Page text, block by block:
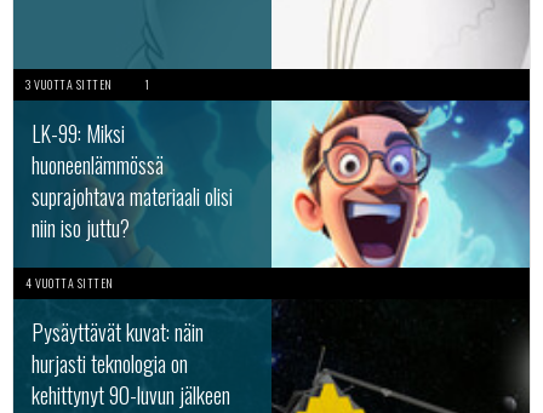
3 VUOTTA SITTEN 1
LK-99: Miksi
huoneenlämmössä
suprajohtava materiaali olisi
niin iso juttu?
4 VUOTTA SITTEN
Pysäyttävät kuvat: näin
hurjasti teknologia on
kehittynyt 90-luvun jälkeen